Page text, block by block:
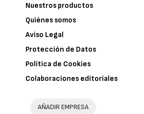
Nuestros productos
Quiénes somos
Aviso Legal
Protección de Datos
Política de Cookies
Colaboraciones editoriales
AÑADIR EMPRESA